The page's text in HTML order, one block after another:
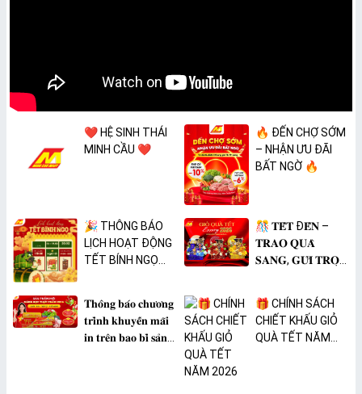
❤️ HỆ SINH THÁI
MINH CẦU ❤️
🔥 ĐẾN CHỢ SỚM
– NHẬN ƯU ĐÃI
BẤT NGỜ 🔥
🎉 THÔNG BÁO
LỊCH HOẠT ĐỘNG
TẾT BÍNH NGỌ
🎊 𝐓𝐄̂́𝐓 Đ𝐄̂́𝐍 –
𝐓𝐑𝐀𝐎 𝐐𝐔𝐀̀
𝐒𝐀𝐍𝐆, 𝐆𝐔̛̉𝐈 𝐓𝐑𝐎̣𝐍
𝐓𝐡𝐨̂𝐧𝐠 𝐛𝐚́𝐨 𝐜𝐡𝐮̛𝐨̛𝐧𝐠
𝐭𝐫𝐢̀𝐧𝐡 𝐤𝐡𝐮𝐲𝐞̂́𝐧 𝐦𝐚̃𝐢
𝐢𝐧 𝐭𝐫𝐞̂𝐧 𝐛𝐚𝐨 𝐛𝐢̀ 𝐬𝐚̉𝐧
🎁 CHÍNH SÁCH
CHIẾT KHẤU GIỎ
QUÀ TẾT NĂM